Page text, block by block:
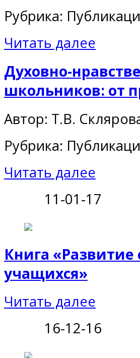
Рубрика:
Читать далее
Духовно-
школьников: от
Автор: Т.В.
Рубрика:
Читать далее
11-01-17
Книга
учащихся»
Читать далее
16-12-16